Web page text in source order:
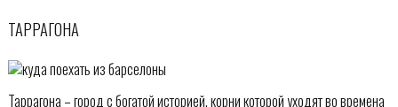
ТАРРАГОНА
Таррагона – город с богатой историей, корни которой уходят во времена